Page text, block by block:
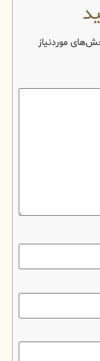
موردنیاز